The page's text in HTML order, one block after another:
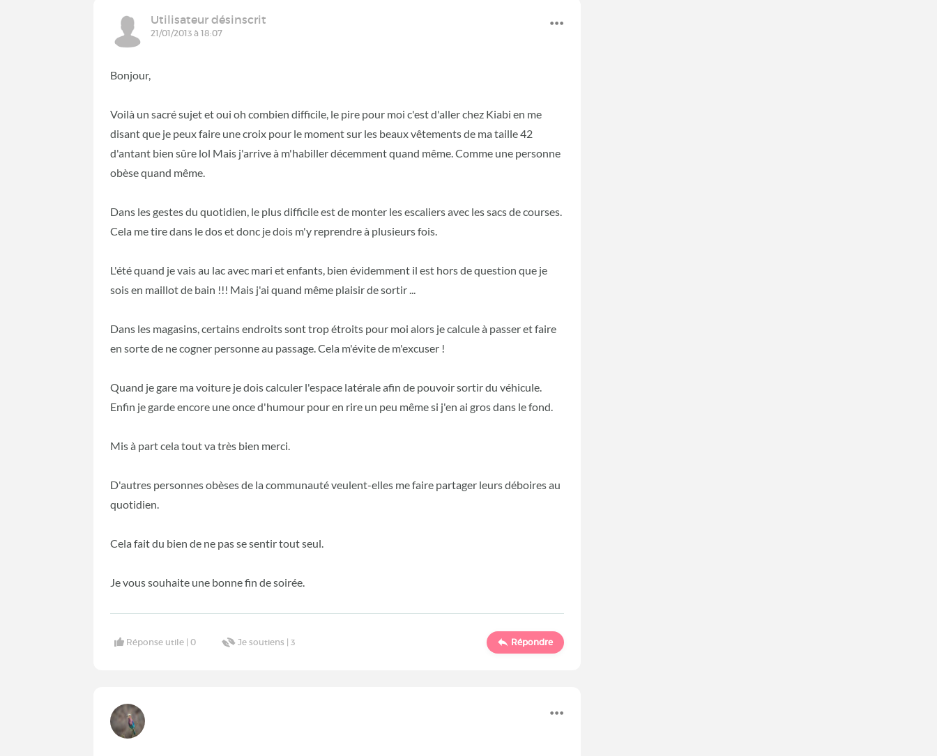
Utilisateur désinscrit
21/01/2013 à 18:07
Bonjour,
Voilà un sacré sujet et oui oh combien difficile, le pire pour moi c'est d'aller chez Kiabi en me
disant que je peux faire une croix pour le moment sur les beaux vêtements de ma taille 42
d'antant bien sûre lol Mais j'arrive à m'habiller décemment quand même. Comme une personne
obèse quand même.
Dans les gestes du quotidien, le plus difficile est de monter les escaliers avec les sacs de courses.
Cela me tire dans le dos et donc je dois m'y reprendre à plusieurs fois.
L'été quand je vais au lac avec mari et enfants, bien évidemment il est hors de question que je
sois en maillot de bain !!! Mais j'ai quand même plaisir de sortir ...
Dans les magasins, certains endroits sont trop étroits pour moi alors je calcule à passer et faire
en sorte de ne cogner personne au passage. Cela m'évite de m'excuser !
Quand je gare ma voiture je dois calculer l'espace latérale afin de pouvoir sortir du véhicule.
Enfin je garde encore une once d'humour pour en rire un peu même si j'en ai gros dans le fond.
Mis à part cela tout va très bien merci.
D'autres personnes obèses de la communauté veulent-elles me faire partager leurs déboires au
quotidien.
Cela fait du bien de ne pas se sentir tout seul.
Je vous souhaite une bonne fin de soirée.
Réponse utile |0 Je soutiens |3 Répondre